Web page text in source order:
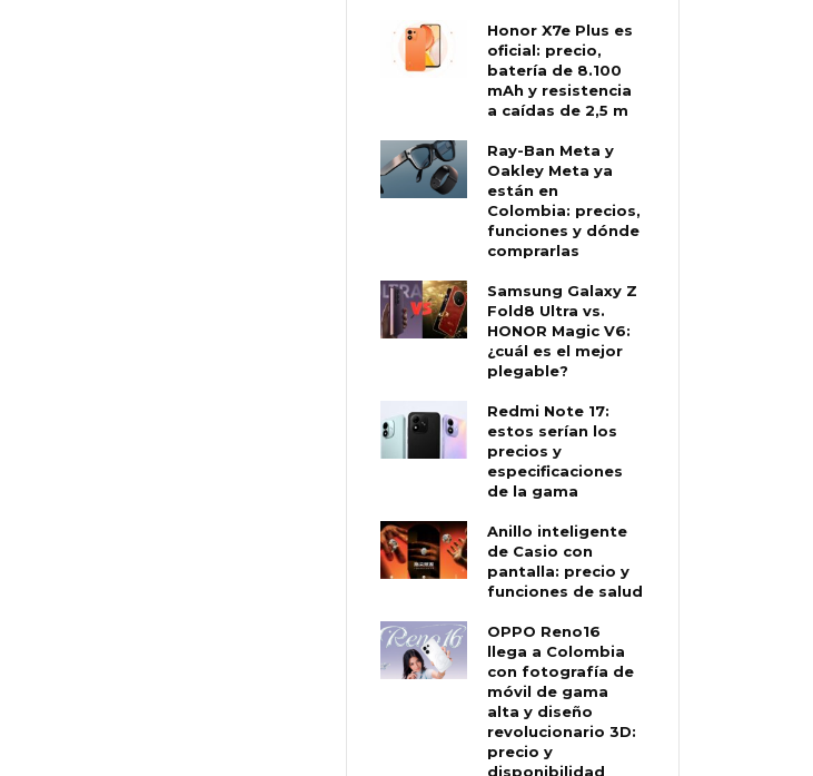
Honor X7e Plus es
oficial: precio,
batería de 8.100
mAh y resistencia
a caídas de 2,5 m
Ray-Ban Meta y
Oakley Meta ya
están en
Colombia: precios,
funciones y dónde
comprarlas
Samsung Galaxy Z
Fold8 Ultra vs.
HONOR Magic V6:
¿cuál es el mejor
plegable?
Redmi Note 17:
estos serían los
precios y
especificaciones
de la gama
Anillo inteligente
de Casio con
pantalla: precio y
funciones de salud
OPPO Reno16
llega a Colombia
con fotografía de
móvil de gama
alta y diseño
revolucionario 3D:
precio y
disponibilidad